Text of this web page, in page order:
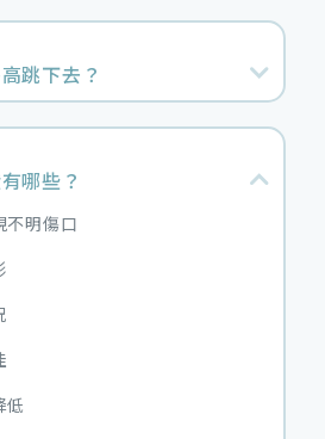
跳下去？
哪些？
不明傷口
低